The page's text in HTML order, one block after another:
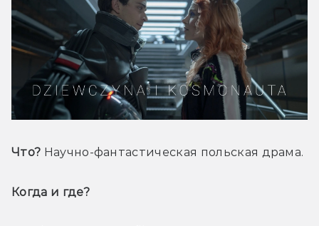
Что? Научно-фантастическая польская драма.
Когда и где?